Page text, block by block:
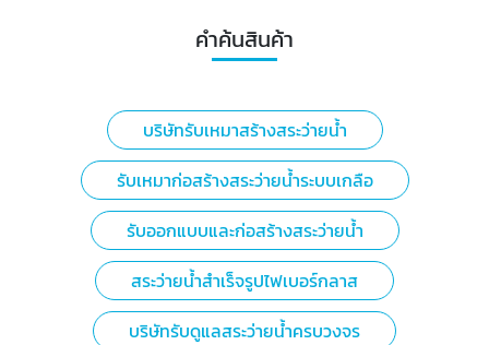
คำค้นสินค้า
บริษัทรับเหมาสร้างสระว่ายน้ำ
รับเหมาก่อสร้างสระว่ายน้ำระบบเกลือ
รับออกแบบและก่อสร้างสระว่ายน้ำ
สระว่ายน้ำสำเร็จรูปไฟเบอร์กลาส
บริษัทรับดูแลสระว่ายน้ำครบวงจร